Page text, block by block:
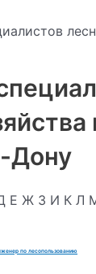
Дону
Е Ж З И К Л
по лесопользованию